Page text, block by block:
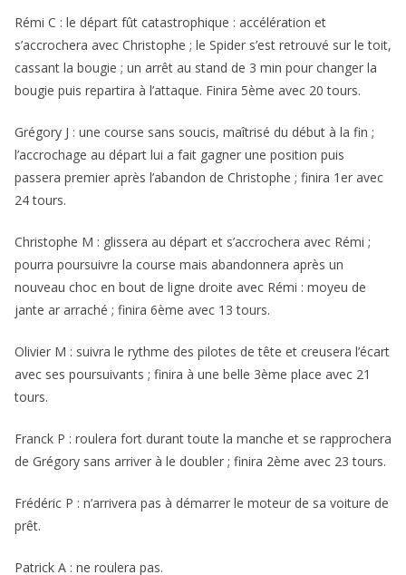
Rémi C : le départ fût catastrophique : accélération et
s’accrochera avec Christophe ; le Spider s’est retrouvé sur le toit,
cassant la bougie ; un arrêt au stand de 3 min pour changer la
bougie puis repartira à l’attaque. Finira 5ème avec 20 tours.
Grégory J : une course sans soucis, maîtrisé du début à la fin ;
l’accrochage au départ lui a fait gagner une position puis
passera premier après l’abandon de Christophe ; finira 1er avec
24 tours.
Christophe M : glissera au départ et s’accrochera avec Rémi ;
pourra poursuivre la course mais abandonnera après un
nouveau choc en bout de ligne droite avec Rémi : moyeu de
jante ar arraché ; finira 6ème avec 13 tours.
Olivier M : suivra le rythme des pilotes de tête et creusera l’écart
avec ses poursuivants ; finira à une belle 3ème place avec 21
tours.
Franck P : roulera fort durant toute la manche et se rapprochera
de Grégory sans arriver à le doubler ; finira 2ème avec 23 tours.
Frédéric P : n’arrivera pas à démarrer le moteur de sa voiture de
prêt.
Patrick A : ne roulera pas.